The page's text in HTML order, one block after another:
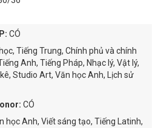
CÓ
Tiếng Trung, Chính phủ và chính
Anh, Tiếng Pháp, Nhạc lý, Vật lý,
Studio Art, Văn học Anh, Lịch sử
CÓ
học Anh, Viết sáng tạo, Tiếng Latinh,